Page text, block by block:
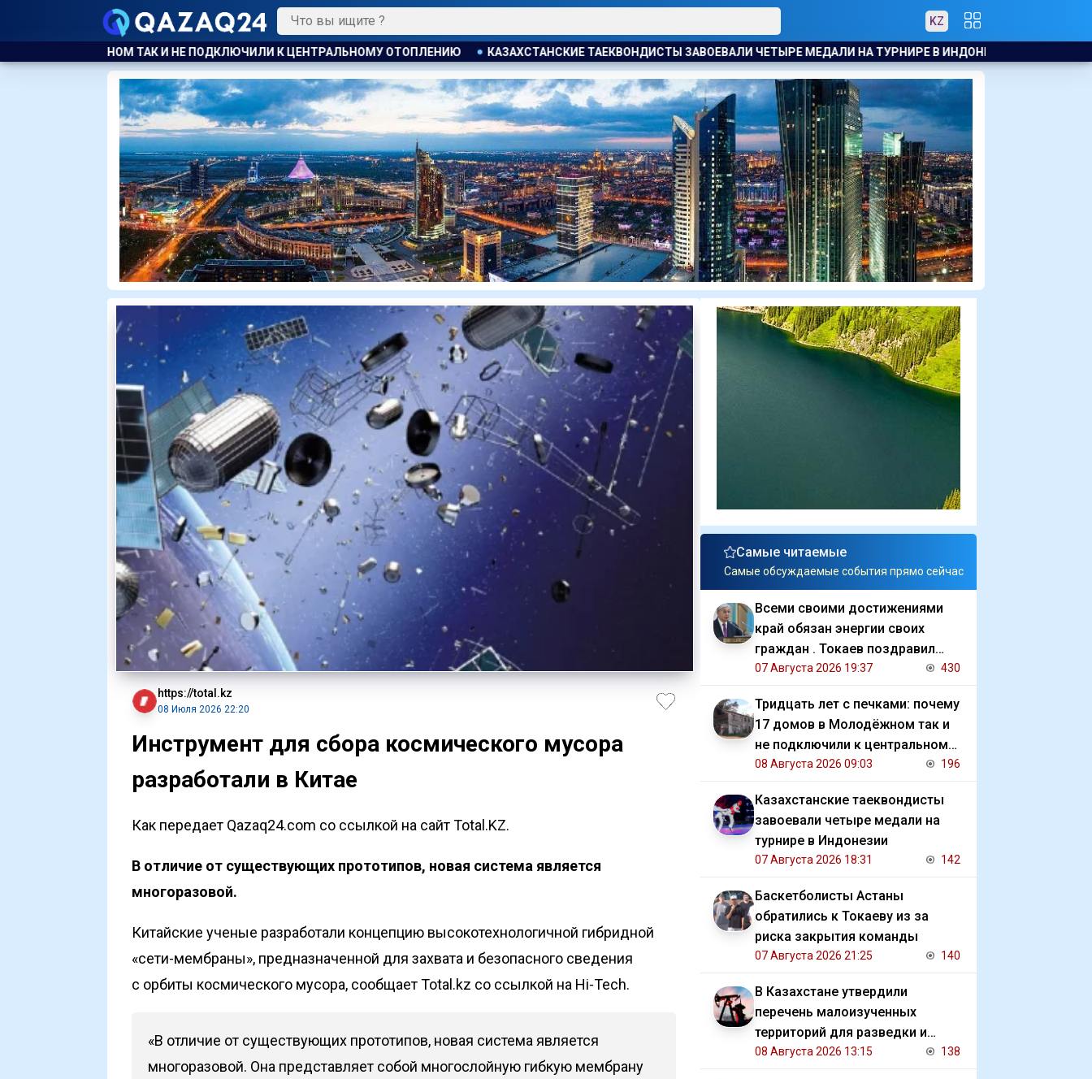
KZ
К ЦЕНТРАЛЬНОМУ ОТОПЛЕНИЮ КАЗАХСТАНСКИЕ ТАЕКВОНДИСТЫ ЗАВОЕВАЛИ ЧЕТЫРЕ МЕДАЛИ НА ТУРНИРЕ В ИНДОНЕЗИИ БАСКЕТБОЛИСТЫ АСТАНЫ ОБРАТИЛИСЬ К
https://total.kz
08 Июля 2026 22:20
Инструмент для сбора космического мусора
разработали в Китае
Как передает Qazaq24.com со ссылкой на сайт Total.KZ.
В отличие от существующих прототипов, новая система является
многоразовой.
Китайские ученые разработали концепцию высокотехнологичной гибридной
«сети-мембраны», предназначенной для захвата и безопасного сведения
с орбиты космического мусора, сообщает Total.kz со ссылкой на Hi-Tech.
«В отличие от существующих прототипов, новая система является
многоразовой. Она представляет собой многослойную гибкую мембрану
Самые читаемые
Самые обсуждаемые события прямо сейчас
Всеми своими достижениями
край обязан энергии своих
граждан . Токаев поздравил
жителей СКО с 90 летием
07 Августа 2026 19:37 430
Тридцать лет с печками: почему
17 домов в Молодёжном так и
не подключили к центральному
отоплению
08 Августа 2026 09:03 196
Казахстанские таеквондисты
завоевали четыре медали на
турнире в Индонезии
07 Августа 2026 18:31 142
Баскетболисты Астаны
обратились к Токаеву из за
риска закрытия команды
07 Августа 2026 21:25 140
В Казахстане утвердили
перечень малоизученных
территорий для разведки и
добычи углеводородов
08 Августа 2026 13:15 138